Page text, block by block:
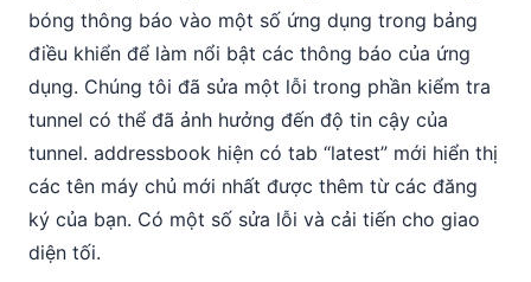
bóng thông báo vào một số ứng dụng trong bảng
điều khiển để làm nổi bật các thông báo của ứng
dụng. Chúng tôi đã sửa một lỗi trong phần kiểm tra
tunnel có thể đã ảnh hưởng đến độ tin cậy của
tunnel. addressbook hiện có tab “latest” mới hiển thị
các tên máy chủ mới nhất được thêm từ các đăng
ký của bạn. Có một số sửa lỗi và cải tiến cho giao
diện tối.